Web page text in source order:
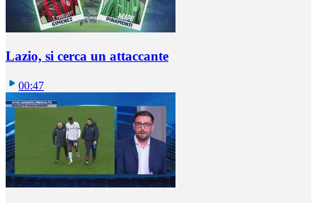
Lazio, si cerca un attaccante
00:47